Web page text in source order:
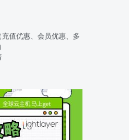
值优惠、会员优惠、多